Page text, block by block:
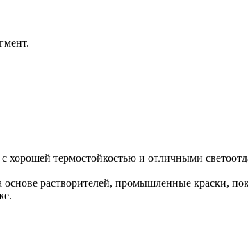
термостойкостью и отличными
растворителей, промышленные краски,